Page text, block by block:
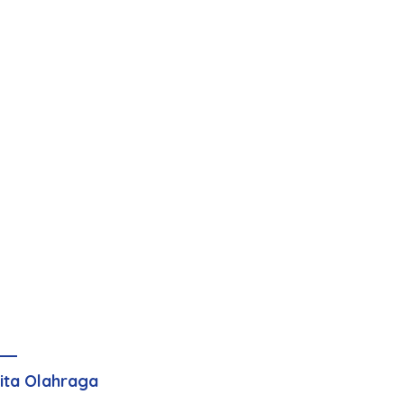
Olahraga